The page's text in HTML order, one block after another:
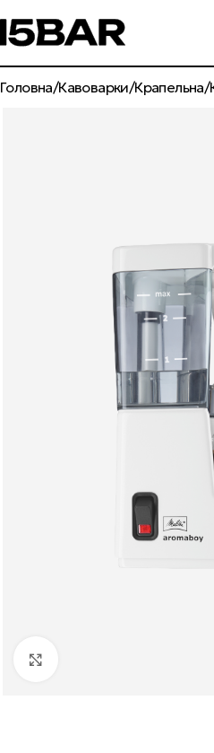
Головна Кавоварки Крапельна